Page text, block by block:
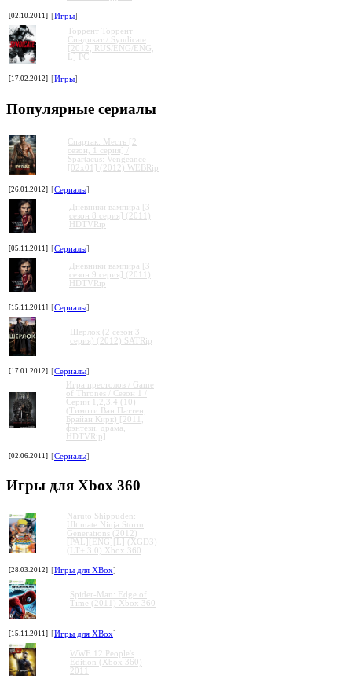
[02.10.2011] [Игры]
Торрент Торрент
Cиндикат / Syndicate
[2012, RUS/ENG/ENG,
L] PC
[17.02.2012] [Игры]
Популярные сериалы
Спартак: Месть [2
сезон, 1 серия] /
Spartacus: Vengeance
[02x01] (2012) WEBRip
[26.01.2012] [Сериалы]
Дневники вампира [3
сезон 8 серия] (2011)
HDTVRip
[05.11.2011] [Сериалы]
Дневники вампира [3
сезон 9 серия] (2011)
HDTVRip
[15.11.2011] [Сериалы]
Шерлок (2 сезон 3
серия) (2012) SATRip
[17.01.2012] [Сериалы]
Игра престолов / Game
of Thrones / Сезон 1 /
Серии 1,2,3,4 (10)
(Тимоти Ван Паттен,
Брайан Кирк) [2011,
фэнтези, драма,
HDTVRip]
[02.06.2011] [Сериалы]
Игры для Xbox 360
Naruto Shippuden:
Ultimate Ninja Storm
Generations (2012)
[PAL][ENG][L] (XGD3)
(LT+ 3.0) Xbox 360
[28.03.2012] [Игры для XBox]
Spider-Man: Edge of
Time (2011) Xbox 360
[15.11.2011] [Игры для XBox]
WWE 12 People's
Edition (Xbox 360)
2011